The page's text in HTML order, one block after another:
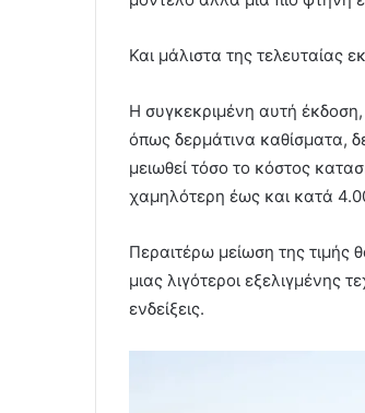
Και μάλιστα της τελευταίας
H συγκεκριμένη αυτή
όπως δερμάτινα καθίσματα,
μειωθεί τόσο το κόστος
χαμηλότερη έως και κατά
Περαιτέρω μείωση της τιμής
μιας λιγότεροι εξελιγμένης
ενδείξεις.